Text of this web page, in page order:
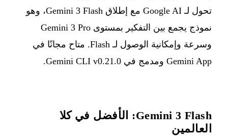
تحول لـ Google AI مع إطلاق Gemini 3 Flash، وهو
نموذج يجمع بين التفكير بمستوى Gemini 3 Pro
وسرعة وإمكانية الوصول لـ Flash. متاح مجانًا في
Gemini App ومدمج في Gemini CLI v0.21.0.
Gemini 3 Flash: الأفضل في كلا
العالمين